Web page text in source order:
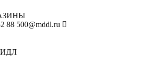
88 500@mddl.ru